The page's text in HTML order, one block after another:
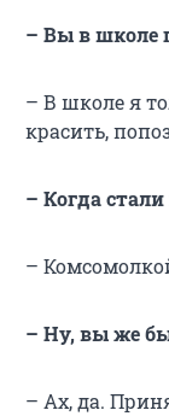
– Вы в школе
– В школе я
красить,
– Когда
–
– Ну, вы же
– Ах, да.